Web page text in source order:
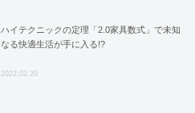
ハイテクニックの定理「2.0家具数式」で未知
なる快適生活が手に入る!?
2022.02.20